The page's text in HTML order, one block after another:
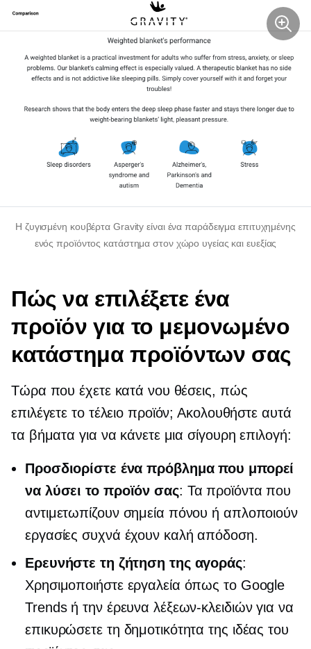
Η ζυγισμένη κουβέρτα Gravity είναι ένα παράδειγμα επιτυχημένης
ενός προϊόντος κατάστημα στον χώρο υγείας και ευεξίας
Πώς να επιλέξετε ένα
προϊόν για το μεμονωμένο
κατάστημα προϊόντων σας
Τώρα που έχετε κατά νου θέσεις, πώς
επιλέγετε το τέλειο προϊόν; Ακολουθήστε αυτά
τα βήματα για να κάνετε μια σίγουρη επιλογή:
Προσδιορίστε ένα πρόβλημα που μπορεί
να λύσει το προϊόν σας: Τα προϊόντα που
αντιμετωπίζουν σημεία πόνου ή απλοποιούν
εργασίες συχνά έχουν καλή απόδοση.
Ερευνήστε τη ζήτηση της αγοράς:
Χρησιμοποιήστε εργαλεία όπως το Google
Trends ή την έρευνα λέξεων-κλειδιών για να
επικυρώσετε τη δημοτικότητα της ιδέας του